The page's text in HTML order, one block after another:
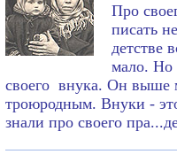
Про
писать
детстве
мало. Но
своего внука. Он выше
троюродным. Внуки -
знали про своего